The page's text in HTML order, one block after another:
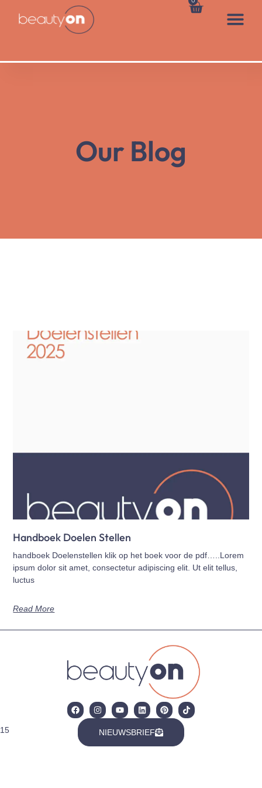
Our Blog
Handboek Doelen Stellen
handboek Doelenstellen klik op het boek voor de pdf…..Lorem
ipsum dolor sit amet, consectetur adipiscing elit. Ut elit tellus,
luctus
Read More
NIEUWSBRIEF